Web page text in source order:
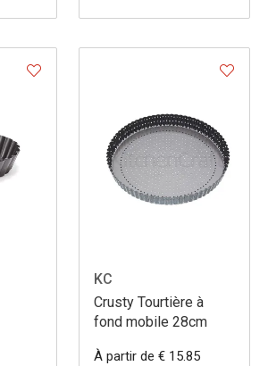
KC
Crusty Tourtière à
fond mobile 28cm
À partir de € 15.85